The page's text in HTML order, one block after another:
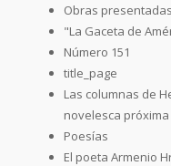
Obras
"La Gaceta de
Número 151
title_page
Las columnas de
novelesca
Poesías
El poeta Armenio